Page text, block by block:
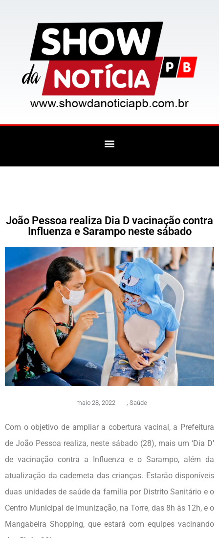
João Pessoa realiza Dia D vacinação contra
Influenza e Sarampo neste sábado
maio 28, 2022 Saúde
Com o objetivo de ampliar a cobertura vacinal, a Prefeitura
de João Pessoa realiza, neste sábado (28), mais um ‘Dia D’
de vacinação contra a Influenza e o Sarampo, além da
atualização da caderneta das crianças. Estarão disponíveis
duas unidades de saúde da família por Distrito Sanitário e o
Centro Municipal de Imunização, na Torre, das 8h às 12h, e o
Mangabeira Shopping, que estará com equipes vacinando